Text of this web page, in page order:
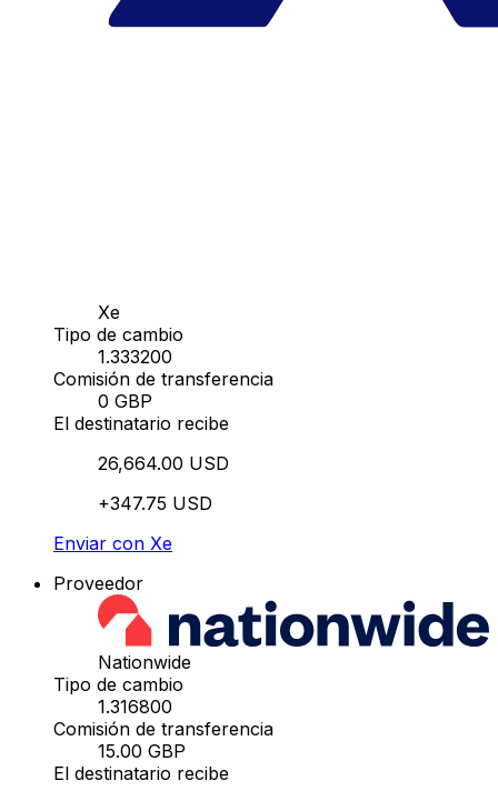
Xe
Tipo de cambio
1.333200
Comisión de transferencia
0 GBP
El destinatario recibe
26,664.00 USD
+347.75 USD
Enviar con Xe
Proveedor
Nationwide
Tipo de cambio
1.316800
Comisión de transferencia
15.00 GBP
El destinatario recibe